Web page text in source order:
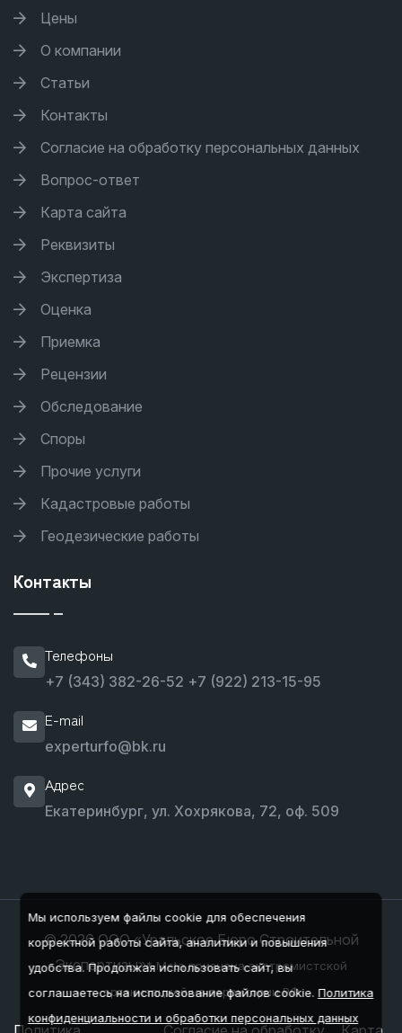
Цены
О компании
Статьи
Контакты
Согласие на обработку персональных данных
Вопрос-ответ
Карта сайта
Реквизиты
Экспертиза
Оценка
Приемка
Рецензии
Обследование
Споры
Прочие услуги
Кадастровые работы
Геодезические работы
Контакты
Телефоны
+7 (343) 382-26-52 +7 (922) 213-15-95
E-mail
experturfo@bk.ru
Адрес
Екатеринбург, ул. Хохрякова, 72, оф. 509
© 2026 ООО «Уральское Бюро Строительной
Экспертизы»* Meta признана экстремистской
организацией на территории РФ
Мы используем файлы cookie для обеспечения
корректной работы сайта, аналитики и повышения
удобства.Продолжая использовать сайт, вы
соглашаетесь на использование файлов cookie. Политика
конфиденциальности и обработки персональных данных